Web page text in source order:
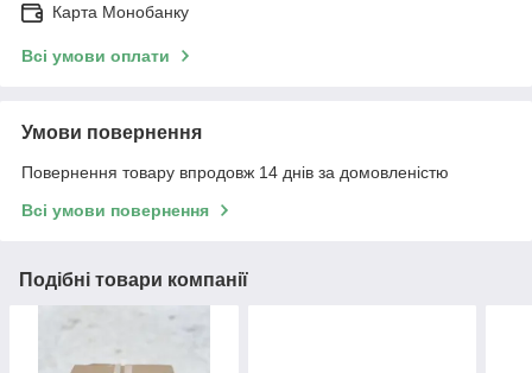
Карта Монобанку
Всі умови оплати
Умови повернення
Повернення товару впродовж 14 днів за домовленістю
Всі умови повернення
Подібні товари компанії